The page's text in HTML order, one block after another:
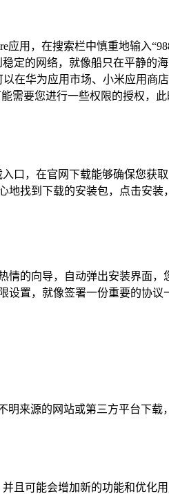
用，在搜索栏中慎重地输入
定的网络，就像船只在平静的
在华为应用市场、小米应用商
需要您进行一些权限的授权，
口，在官网下载能够确保您获
找到下载的安装包，点击安
的向导，自动弹出安装界面，
置，就像签署一份重要的协
来源的网站或第三方平台下
且可能会增加新的功能和优化